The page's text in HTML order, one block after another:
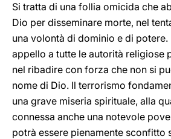
Si tratta di una follia omicida che
Dio per disseminare morte, nel
una volontà di dominio e di
appello a tutte le autorità religiose
nel ribadire con forza che non si
nome di Dio. Il terrorismo
una grave miseria spirituale, alla
connessa anche una notevole
potrà essere pienamente sconfitto